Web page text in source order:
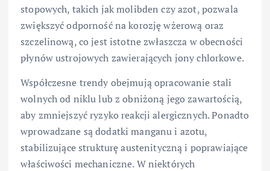
stopowych, takich jak molibden czy azot, pozwala
zwiększyć odporność na korozję wżerową oraz
szczelinową, co jest istotne zwłaszcza w obecności
płynów ustrojowych zawierających jony chlorkowe.
Współczesne trendy obejmują opracowanie stali
wolnych od niklu lub z obniżoną jego zawartością,
aby zmniejszyć ryzyko reakcji alergicznych. Ponadto
wprowadzane są dodatki manganu i azotu,
stabilizujące strukturę austenityczną i poprawiające
właściwości mechaniczne. W niektórych